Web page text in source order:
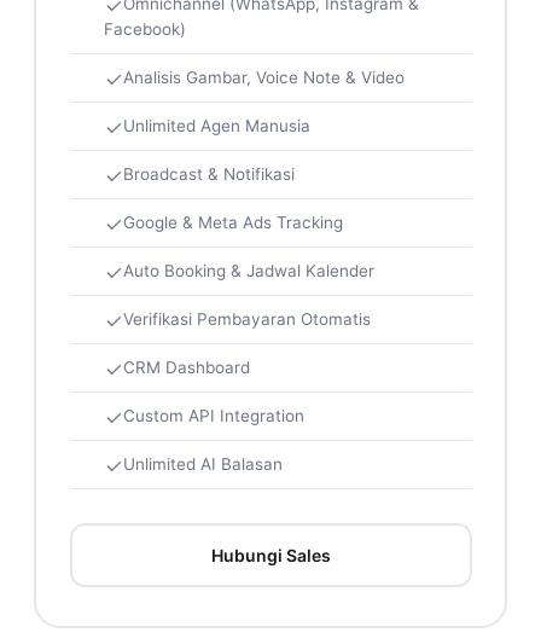
Omnichannel (WhatsApp, Instagram &
Facebook)
Analisis Gambar, Voice Note & Video
Unlimited Agen Manusia
Broadcast & Notifikasi
Google & Meta Ads Tracking
Auto Booking & Jadwal Kalender
Verifikasi Pembayaran Otomatis
CRM Dashboard
Custom API Integration
Unlimited AI Balasan
Hubungi Sales